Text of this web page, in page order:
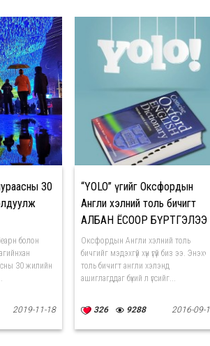
30
болон
30 жилийн
2019-11-18
“YOLO” үгийг Оксфордын
Англи хэлний толь бичигт
АЛБАН ЁСООР БҮРТГЭЛЭЭ
Оксфордын Англи хэлний толь
бичгийг мэдэхгүй хүн үгүй биз ээ. Энэхүү
толь бичигт англи хэлэнд
ашиглагддаг бүхий л үгсийг...
326 9288 2016-09-